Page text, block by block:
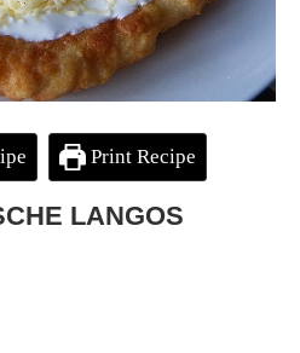
Print Recipe
LANGOS